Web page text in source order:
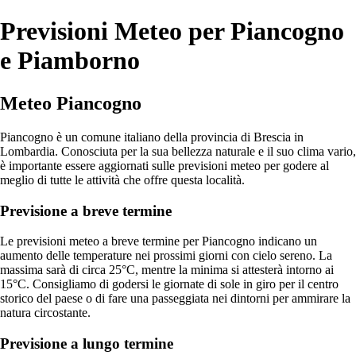
Previsioni Meteo per Piancogno
e Piamborno
Meteo Piancogno
Piancogno è un comune italiano della provincia di Brescia in
Lombardia. Conosciuta per la sua bellezza naturale e il suo clima vario,
è importante essere aggiornati sulle previsioni meteo per godere al
meglio di tutte le attività che offre questa località.
Previsione a breve termine
Le previsioni meteo a breve termine per Piancogno indicano un
aumento delle temperature nei prossimi giorni con cielo sereno. La
massima sarà di circa 25°C, mentre la minima si attesterà intorno ai
15°C. Consigliamo di godersi le giornate di sole in giro per il centro
storico del paese o di fare una passeggiata nei dintorni per ammirare la
natura circostante.
Previsione a lungo termine